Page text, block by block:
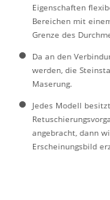
Eigenschaften
Bereichen mit
Grenze des
Da an den
werden, die
Maserung.
Jedes Modell
angebracht, dann
Erscheinungsbild